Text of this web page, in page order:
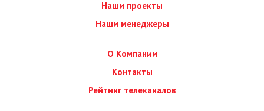
Наши проекты
Наши менеджеры
О Компании
Контакты
Рейтинг телеканалов